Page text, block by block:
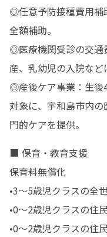
◎任意予防接種費用補
全額補助。
◎医療機関受診の交通
産、乳幼児の入院など
◎産後ケア事業：生後
対象に、宇和島市内
門的ケアを提供。
■ 保育・教育支援
保育料無償化
•3～5歳児クラスの全
•0～2歳児クラスの住
•0～2歳児クラスの住